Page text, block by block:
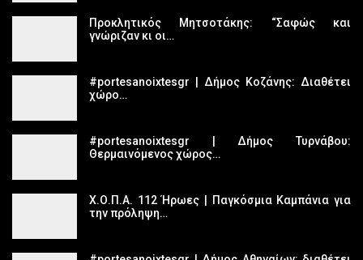
Προκλητικός Μητσοτάκης: “Σαφώς και
γνώριζαν κι οι…
#portesanoixtesgr | Δήμος Κοζάνης: Διαθέτει
χώρο…
#portesanoixtesgr | Δήμος Τυρνάβου:
Θερμαινόμενος χώρος…
Χ.Ο.Π.Α. 112 Ήρωες | Παγκόσμια Καμπάνια για
την πρόληψη…